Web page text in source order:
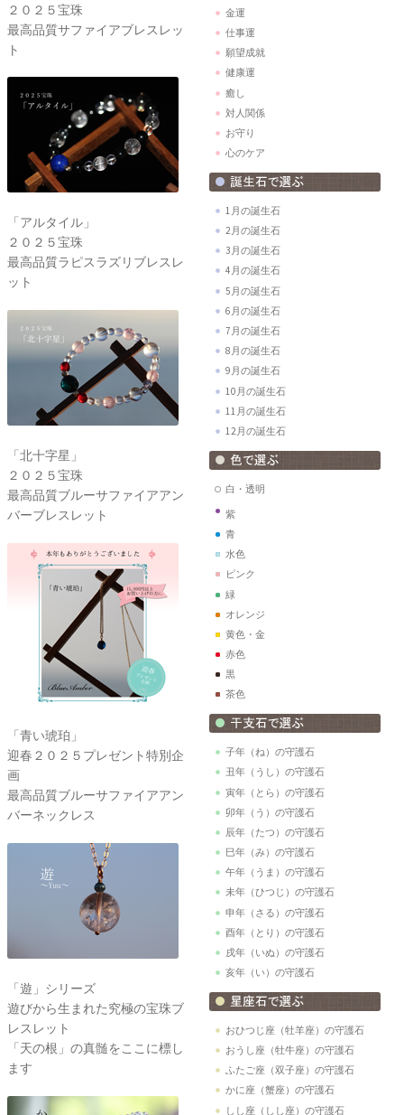
２０２５宝珠
最高品質サファイアブレスレッ
ト
「アルタイル」
２０２５宝珠
最高品質ラピスラズリブレスレ
ット
「北十字星」
２０２５宝珠
最高品質ブルーサファイアアン
バーブレスレット
「青い琥珀」
迎春２０２５プレゼント特別企
画
最高品質ブルーサファイアアン
バーネックレス
「遊」シリーズ
遊びから生まれた究極の宝珠ブ
レスレット
「天の根」の真髄をここに標し
ます
金運
仕事運
願望成就
健康運
癒し
対人関係
お守り
心のケア
1月の誕生石
2月の誕生石
3月の誕生石
4月の誕生石
5月の誕生石
6月の誕生石
7月の誕生石
8月の誕生石
9月の誕生石
10月の誕生石
11月の誕生石
12月の誕生石
白・透明
紫
青
水色
ピンク
緑
オレンジ
黄色・金
赤色
黒
茶色
子年（ね）の守護石
丑年（うし）の守護石
寅年（とら）の守護石
卯年（う）の守護石
辰年（たつ）の守護石
巳年（み）の守護石
午年（うま）の守護石
未年（ひつじ）の守護石
申年（さる）の守護石
酉年（とり）の守護石
戌年（いぬ）の守護石
亥年（い）の守護石
おひつじ座（牡羊座）の守護石
おうし座（牡牛座）の守護石
ふたご座（双子座）の守護石
かに座（蟹座）の守護石
しし座（しし座）の守護石